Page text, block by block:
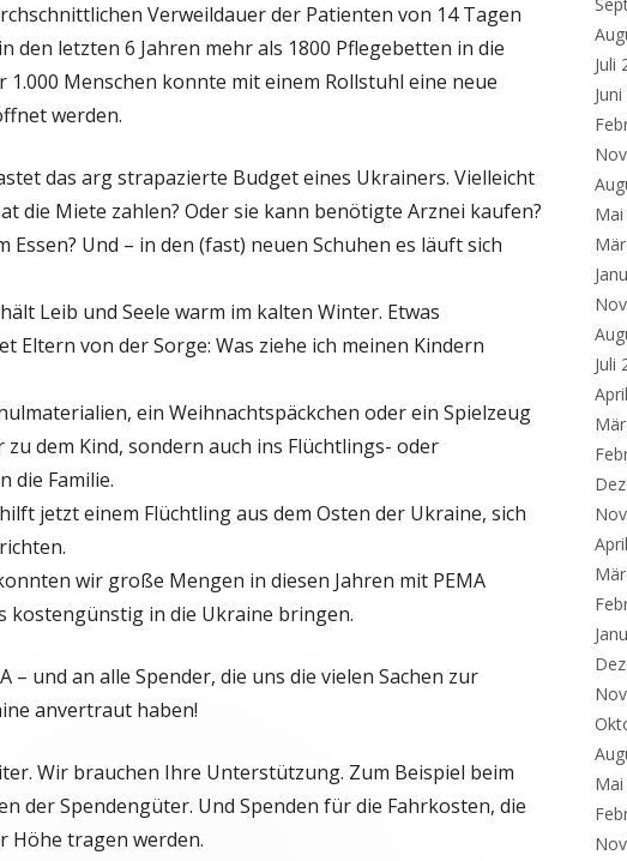
Verweildauer der Patienten von 14 Tagen
den letzten 6 Jahren mehr als 1800 Pflegebetten in die
1.000 Menschen konnte mit einem Rollstuhl eine neue
werden.
das arg strapazierte Budget eines Ukrainers. Vielleicht
die Miete zahlen? Oder sie kann benötigte Arznei kaufen?
Essen? Und – in den (fast) neuen Schuhen es läuft sich
Leib und Seele warm im kalten Winter. Etwas
Eltern von der Sorge: Was ziehe ich meinen Kindern
ein Weihnachtspäckchen oder ein Spielzeug
dem Kind, sondern auch ins Flüchtlings- oder
die Familie.
jetzt einem Flüchtling aus dem Osten der Ukraine, sich
wir große Mengen in diesen Jahren mit PEMA
kostengünstig in die Ukraine bringen.
– und an alle Spender, die uns die vielen Sachen zur
anvertraut haben!
Wir brauchen Ihre Unterstützung. Zum Beispiel beim
der Spendengüter. Und Spenden für die Fahrkosten, die
Höhe tragen werden.
Juli
Juli